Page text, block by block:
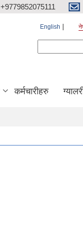
+9779852075111
English
कर्मचारीहरु